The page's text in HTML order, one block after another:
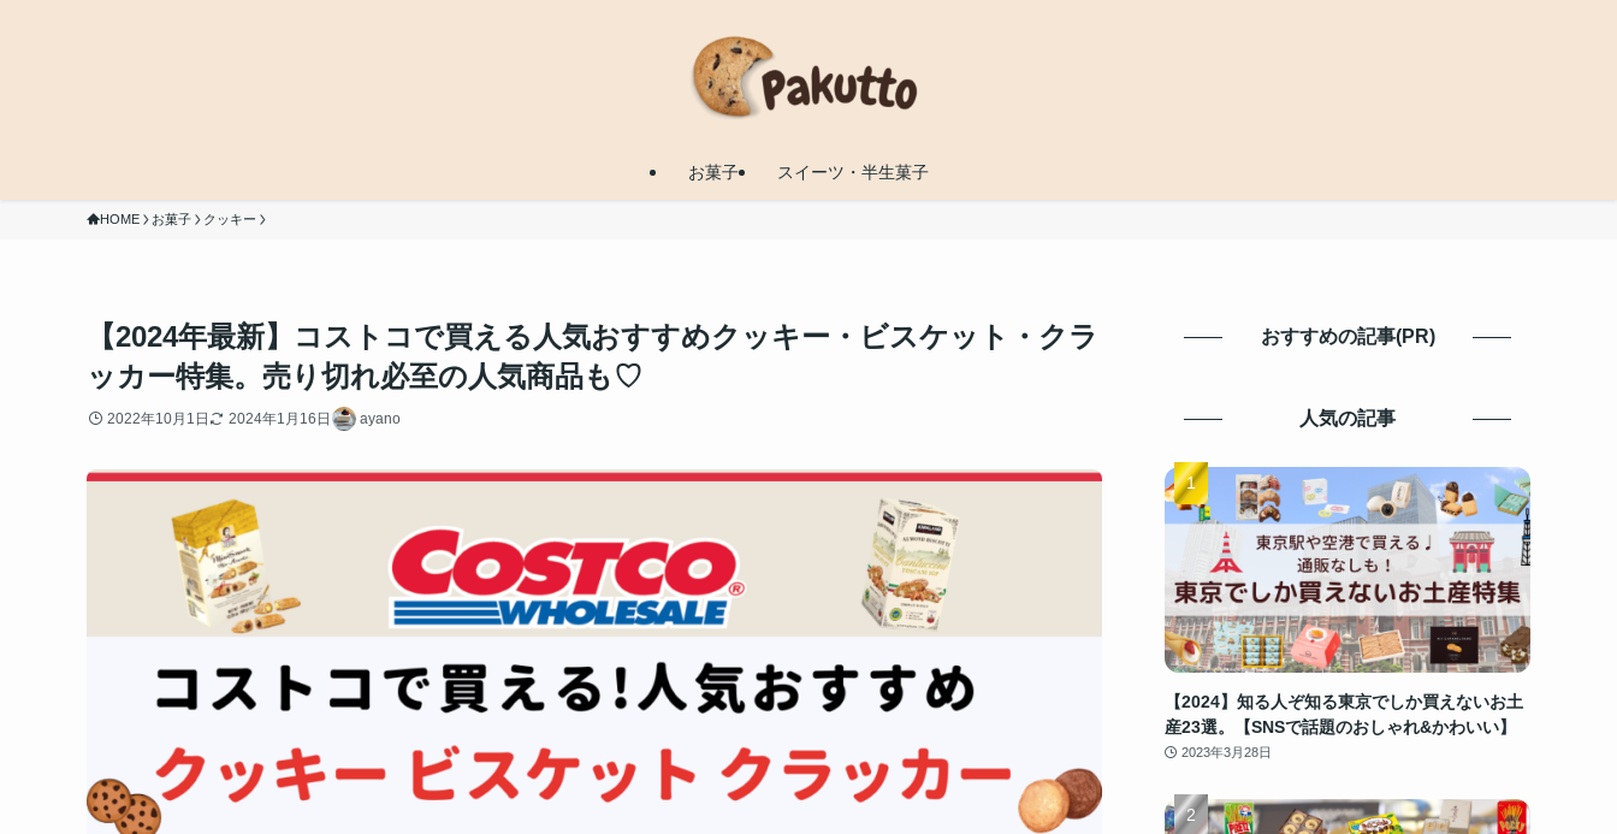
お菓子 スイーツ・半生菓子
HOME お菓子 クッキー
【2024年最新】コストコで買える人気おすすめクッキー・ビスケット・クラ
ッカー特集。売り切れ必至の人気商品も♡
2022年10月1日 2024年1月16日 ayano
おすすめの記事(PR)
人気の記事
【2024】知る人ぞ知る東京でしか買えないお土
産23選。【SNSで話題のおしゃれ&かわいい】
2023年3月28日